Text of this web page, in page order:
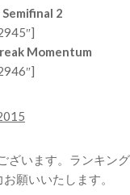
2
Momentum
ざいます。ランキン
願いいたします。